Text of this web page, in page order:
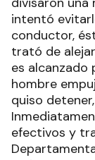
intentó
conductor,
trató de
es alcanzado
hombre
quiso
efectivos y